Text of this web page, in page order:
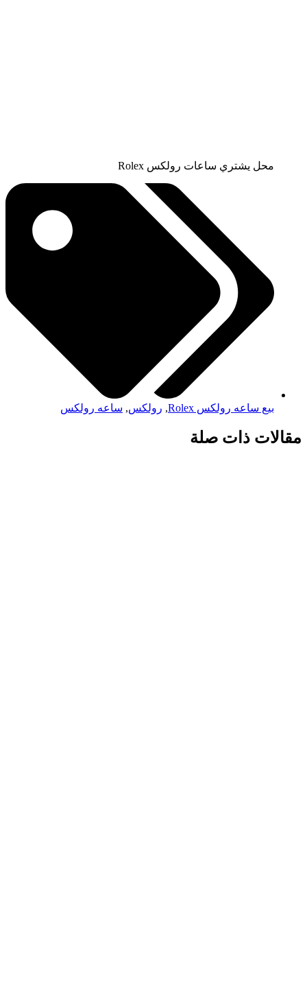
محل يشتري ساعات رولكس Rolex
بيع ساعه رولكس Rolex , رولكس, ساعه رولكس
مقالات ذات صلة